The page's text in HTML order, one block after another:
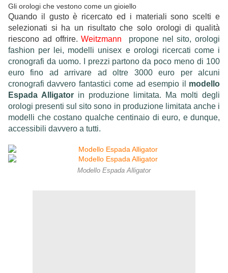
Gli orologi che vestono come un gioiello
Quando il gusto è ricercato ed i materiali sono scelti e
selezionati si ha un risultato che solo orologi di qualità
riescono ad offrire.Weitzmann
propone nel sito, orologi
fashion per lei, modelli unisex e orologi ricercati come i
cronografi da uomo. I prezzi partono da poco meno di 100
euro fino ad arrivare ad oltre 3000 euro per alcuni
cronografi davvero fantastici come ad esempio il modello
Espada Alligator in produzione limitata. Ma molti degli
orologi presenti sul sito sono in produzione limitata anche i
modelli che costano qualche centinaio di euro, e dunque,
accessibili davvero a tutti.
Modello Espada Alligator